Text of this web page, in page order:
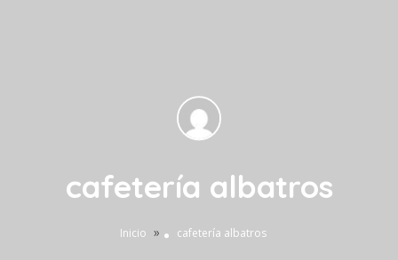
cafetería albatros
Inicio » cafetería albatros